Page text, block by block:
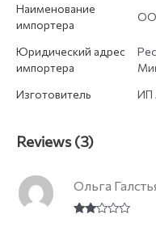
Наименование
импортера
Юридический адрес
импортера
Изготовитель
ИП
Reviews (3)
Ольга